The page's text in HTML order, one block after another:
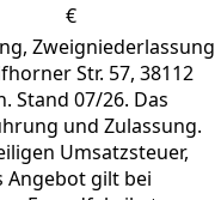
€
Zweigniederlassung
Str. 57, 38112
Stand 07/26. Das
und Zulassung.
Umsatzsteuer,
Angebot gilt bei